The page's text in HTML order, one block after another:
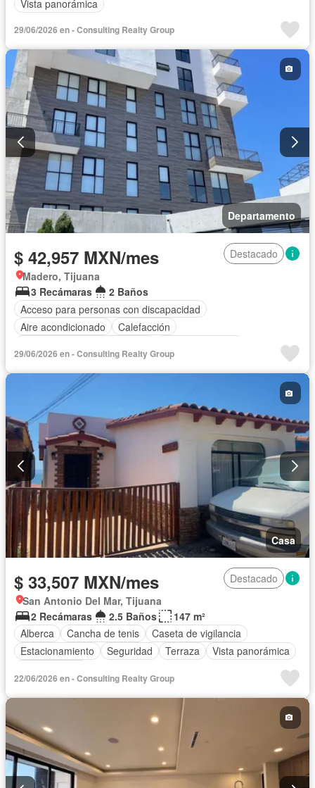
Vista panorámica
29/06/2026 en - Consulting Realty Group
Departamento
$ 42,957 MXN/mes
Destacado
Madero, Tijuana
3 Recámaras
2 Baños
Acceso para personas con discapacidad
Aire acondicionado
Calefacción
Cocina integral
Estacionamiento
29/06/2026 en - Consulting Realty Group
Casa
$ 33,507 MXN/mes
Destacado
San Antonio Del Mar, Tijuana
2 Recámaras
2.5 Baños
147 m²
Alberca
Cancha de tenis
Caseta de vigilancia
Estacionamiento
Seguridad Terraza
Vista panorámica
22/06/2026 en - Consulting Realty Group